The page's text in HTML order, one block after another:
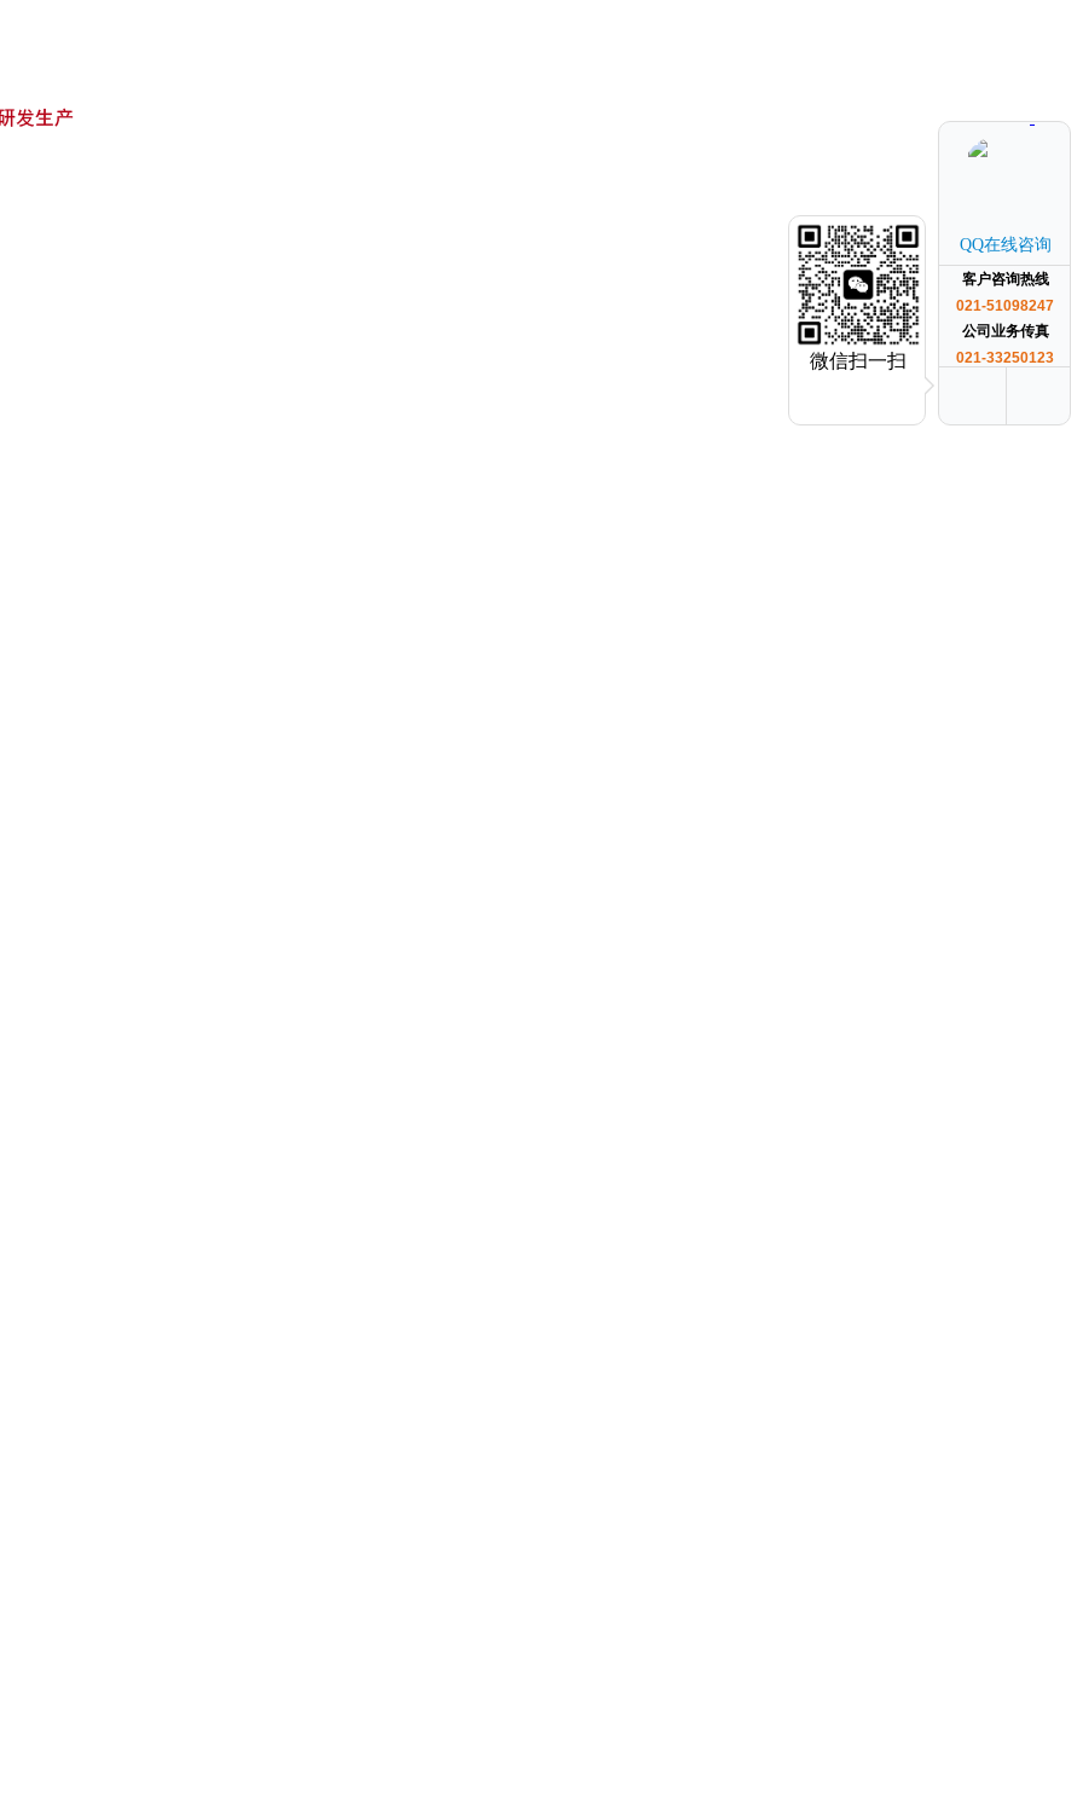
QQ在线咨询
客户咨询热线
021-51098247
公司业务传真
021-33250123
微信扫一扫